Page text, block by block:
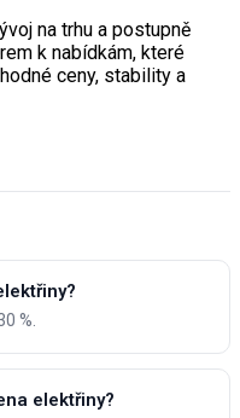
na trhu a postupně
k nabídkám, které
ceny, stability a
%.
elektřiny?